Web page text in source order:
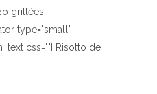
grillées
type="small"
css=""] Risotto de